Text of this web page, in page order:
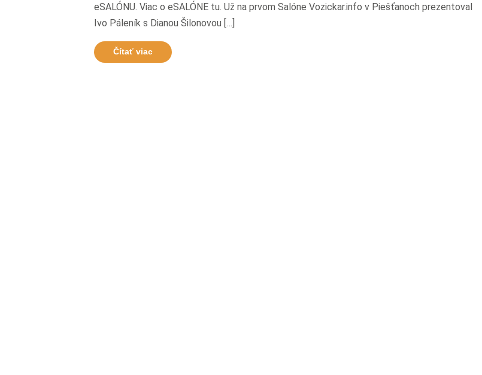
eSALÓNU. Viac o eSALÓNE tu. Už na prvom Salóne Vozickar.info v Piešťanoch prezentoval
Ivo Páleník s Dianou Šilonovou […]
Čítať viac